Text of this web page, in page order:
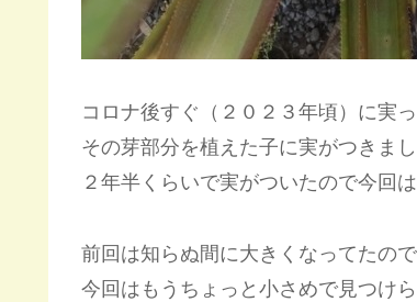
コロナ後すぐ（２０２３年頃）に実
その芽部分を植えた子に実がつきま
２年半くらいで実がついたので今回
前回は知らぬ間に大きくなってたの
今回はもうちょっと小さめで見つけ